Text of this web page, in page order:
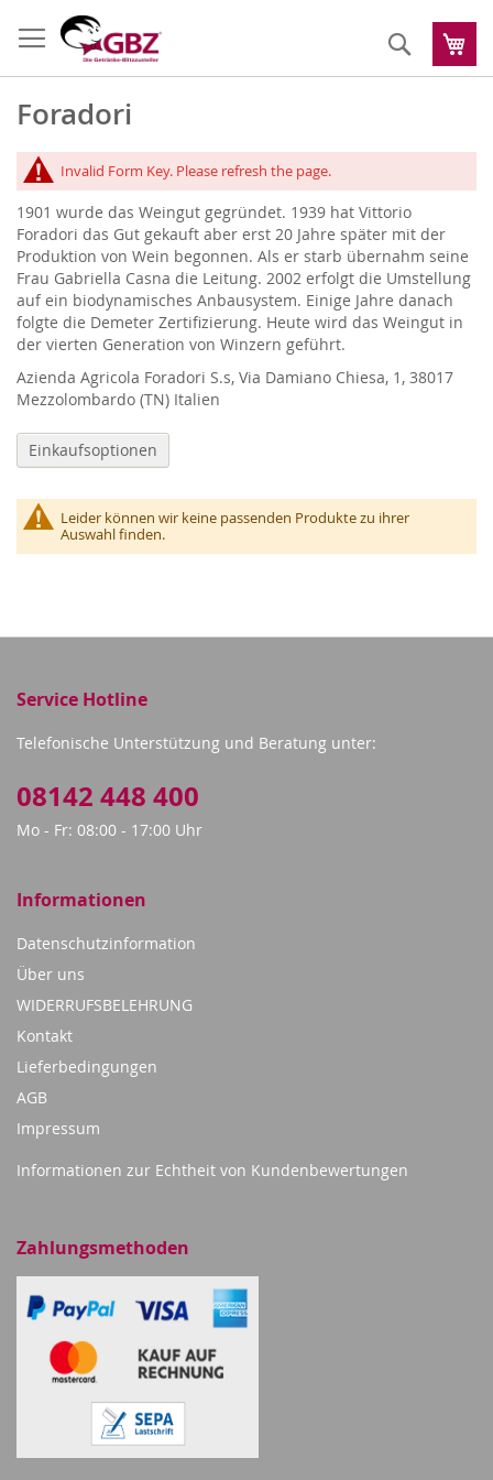
Inhalt
springen
Suche
Foradori
Invalid Form Key. Please refresh the page.
1901 wurde das Weingut gegründet. 1939 hat Vittorio
Foradori das Gut gekauft aber erst 20 Jahre später mit der
Produktion von Wein begonnen. Als er starb übernahm seine
Frau Gabriella Casna die Leitung. 2002 erfolgt die Umstellung
auf ein biodynamisches Anbausystem. Einige Jahre danach
folgte die Demeter Zertifizierung. Heute wird das Weingut in
der vierten Generation von Winzern geführt.
Azienda Agricola Foradori S.s, Via Damiano Chiesa, 1, 38017
Mezzolombardo (TN) Italien
Leider können wir keine passenden Produkte zu ihrer
Auswahl finden.
Einkaufsoptionen
Service Hotline
Telefonische Unterstützung und Beratung unter:
08142 448 400
Mo - Fr: 08:00 - 17:00 Uhr
Informationen
Datenschutzinformation
Über uns
WIDERRUFSBELEHRUNG
Kontakt
Lieferbedingungen
AGB
Impressum
Informationen zur Echtheit von Kundenbewertungen
Zahlungsmethoden